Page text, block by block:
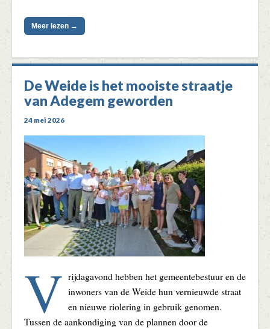
Meer lezen →
De Weide is het mooiste straatje
van Adegem geworden
24 mei 2026
V rijdagavond hebben het gemeentebestuur en de
inwoners van de Weide hun vernieuwde straat
en nieuwe riolering in gebruik genomen.
Tussen de aankondiging van de plannen door de